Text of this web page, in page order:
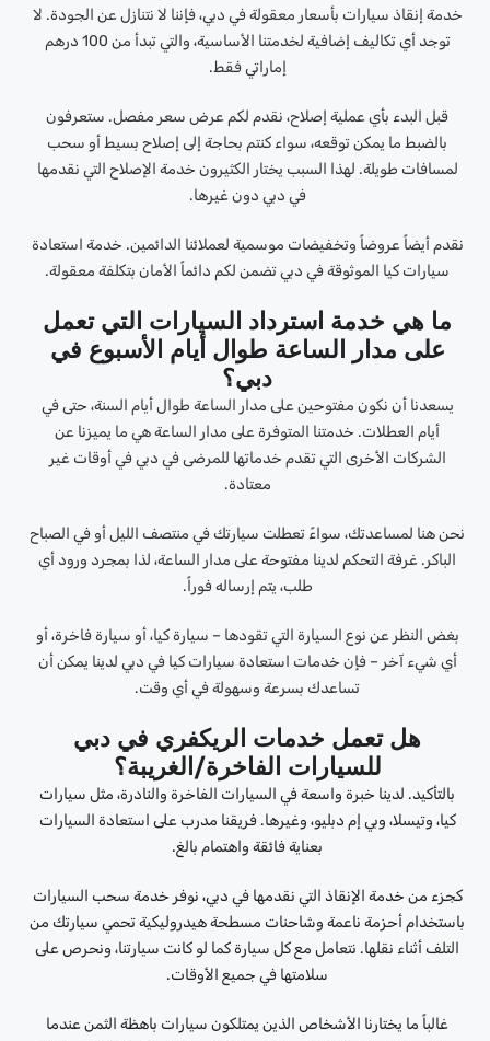
خدمة إنقاذ سيارات بأسعار معقولة في دبي، فإننا لا نتنازل عن الجودة. لا
توجد أي تكاليف إضافية لخدمتنا الأساسية، والتي تبدأ من 100 درهم
إماراتي فقط.
قبل البدء بأي عملية إصلاح، نقدم لكم عرض سعر مفصل. ستعرفون
بالضبط ما يمكن توقعه، سواء كنتم بحاجة إلى إصلاح بسيط أو سحب
لمسافات طويلة. لهذا السبب يختار الكثيرون خدمة الإصلاح التي نقدمها
في دبي دون غيرها.
نقدم أيضاً عروضاً وتخفيضات موسمية لعملائنا الدائمين. خدمة استعادة
سيارات كيا الموثوقة في دبي تضمن لكم دائماً الأمان بتكلفة معقولة.
ما هي خدمة استرداد السيارات التي تعمل
على مدار الساعة طوال أيام الأسبوع في
دبي؟
يسعدنا أن نكون مفتوحين على مدار الساعة طوال أيام السنة، حتى في
أيام العطلات. خدمتنا المتوفرة على مدار الساعة هي ما يميزنا عن
الشركات الأخرى التي تقدم خدماتها للمرضى في دبي في أوقات غير
معتادة.
نحن هنا لمساعدتك، سواءً تعطلت سيارتك في منتصف الليل أو في الصباح
الباكر. غرفة التحكم لدينا مفتوحة على مدار الساعة، لذا بمجرد ورود أي
طلب، يتم إرساله فوراً.
بغض النظر عن نوع السيارة التي تقودها – سيارة كيا، أو سيارة فاخرة، أو
أي شيء آخر – فإن خدمات استعادة سيارات كيا في دبي لدينا يمكن أن
تساعدك بسرعة وسهولة في أي وقت.
هل تعمل خدمات الريكفري في دبي
للسيارات الفاخرة/الغريبة؟
بالتأكيد. لدينا خبرة واسعة في السيارات الفاخرة والنادرة، مثل سيارات
كيا، وتيسلا، وبي إم دبليو، وغيرها. فريقنا مدرب على استعادة السيارات
بعناية فائقة واهتمام بالغ.
كجزء من خدمة الإنقاذ التي نقدمها في دبي، نوفر خدمة سحب السيارات
باستخدام أحزمة ناعمة وشاحنات مسطحة هيدروليكية تحمي سيارتك من
التلف أثناء نقلها. نتعامل مع كل سيارة كما لو كانت سيارتنا، ونحرص على
سلامتها في جميع الأوقات.
غالباً ما يختارنا الأشخاص الذين يمتلكون سيارات باهظة الثمن عندما